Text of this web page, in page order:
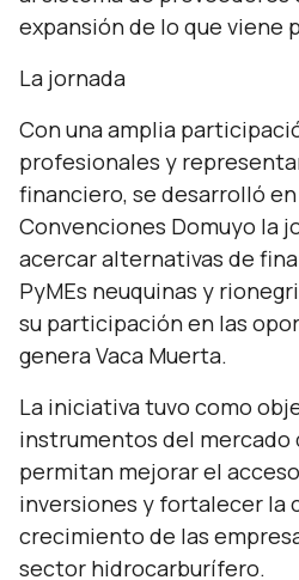
expansión de lo que viene
La jornada
Con una amplia
profesionales y
financiero, se desarrolló
Convenciones Domuyo la
acercar alternativas de
PyMEs neuquinas y
su participación en las
genera Vaca Muerta.
La iniciativa tuvo como
instrumentos del mercado
permitan mejorar el
inversiones y fortalecer la
crecimiento de las
sector hidrocarburífero.